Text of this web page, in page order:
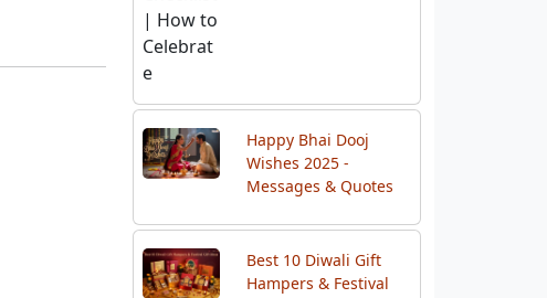
Happy Bhai Dooj
Wishes 2025 -
Best 10 Diwali Gift